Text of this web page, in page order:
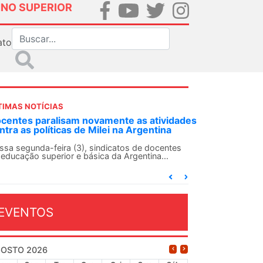
SUPERIOR
NOTÍCIAS
SN convoca docentes para Dia de
Internacionalista com Cuba em
de agosto
SN conclama suas seções sindicais e o